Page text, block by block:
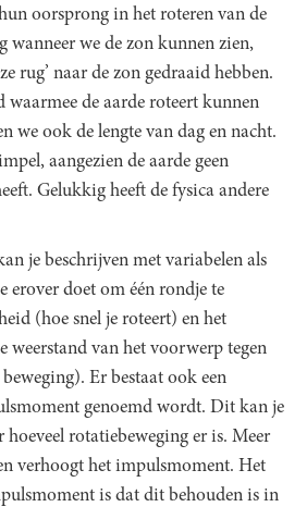
oorsprong in het roteren van de
wanneer we de zon kunnen zien,
rug’ naar de zon gedraaid hebben.
waarmee de aarde roteert kunnen
we ook de lengte van dag en nacht.
aangezien de aarde geen
Gelukkig heeft de fysica andere
je beschrijven met variabelen als
erover doet om één rondje te
(hoe snel je roteert) en het
weerstand van het voorwerp tegen
Er bestaat ook een
genoemd wordt. Dit kan je
hoeveel rotatiebeweging er is. Meer
verhoogt het impulsmoment. Het
is dat dit behouden is in